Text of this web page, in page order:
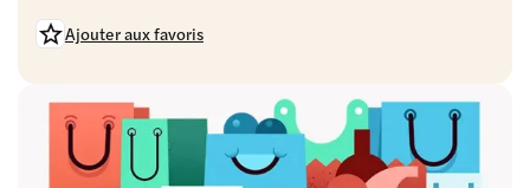
Ajouter aux favoris